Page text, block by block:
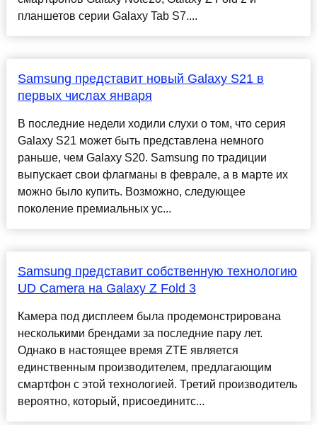
планшетов серии Galaxy Tab S7....
Samsung представит новый Galaxy S21 в
первых числах января
В последние недели ходили слухи о том, что серия
Galaxy S21 может быть представлена ​​немного
раньше, чем Galaxy S20. Samsung по традиции
выпускает свои флагманы в феврале, а в марте их
можно было купить. Возможно, следующее
поколение премиальных ус...
Samsung представит собственную технологию
UD Camera на Galaxy Z Fold 3
Камера под дисплеем была продемонстрирована
несколькими брендами за последние пару лет.
Однако в настоящее время ZTE является
единственным производителем, предлагающим
смартфон с этой технологией. Третий производитель
вероятно, который, присоединитс...